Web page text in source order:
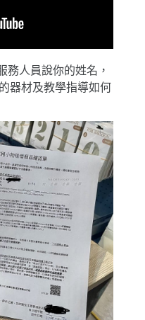
務人員說你的姓名，
器材及教學指導如何